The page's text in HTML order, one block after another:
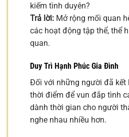
kiếm tình duyên?
Trả lời: Mở rộng mối quan
các hoạt động tập thể, thể
quan.
Duy Trì Hạnh Phúc Gia Đình
Đối với những người đã kết
thời điểm để vun đắp tình
dành thời gian cho người
nghe nhau nhiều hơn.